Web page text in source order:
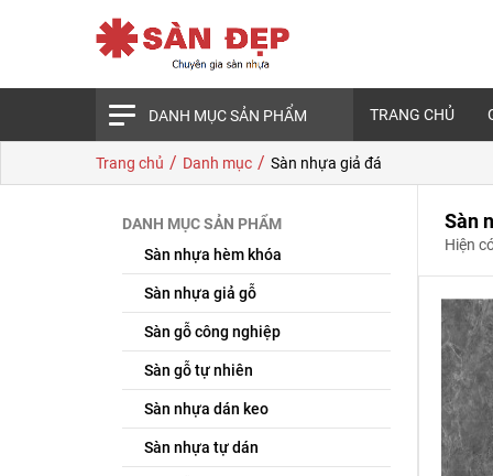
DANH MỤC SẢN PHẨM TRANG CHỦ
Trang chủ / Danh mục / Sàn nhựa giả đá
DANH MỤC SẢN PHẨM
Sàn nhựa hèm khóa
Sàn nhựa giả gỗ
Sàn gỗ công nghiệp
Sàn gỗ tự nhiên
Sàn nhựa dán keo
Sàn nhựa tự dán
Sàn
Hiện